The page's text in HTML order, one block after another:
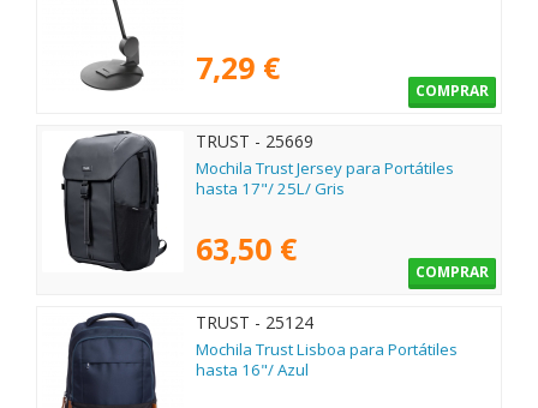
7,29 €
COMPRAR
TRUST - 25669
Mochila Trust Jersey para Portátiles
hasta 17"/ 25L/ Gris
63,50 €
COMPRAR
TRUST - 25124
Mochila Trust Lisboa para Portátiles
hasta 16"/ Azul